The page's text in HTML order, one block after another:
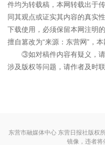
件均为转载稿，本网转载出于
同其观点或证实其内容的真实
下载使用，必须保留本网注明
擅自篡改为“来源：东营网”，本
③如对稿件内容有疑义，
涉及版权等问题，请作者及时联
东营市融媒体中心 东营日报社版权
镜像，违者将